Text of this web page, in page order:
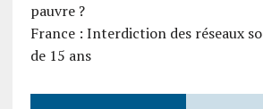
pauvre ?
France : Interdiction des réseaux
de 15 ans